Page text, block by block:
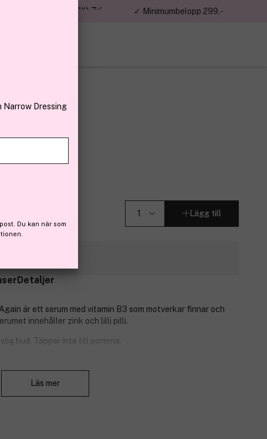
kunder – Trustpilot 4,7
✓ Minimumbelopp 299,-
30 ml
Lägg till
Detaljer
är ett serum med vitamin B3 som motverkar finnar och
innehåller zink och lilli pilli.
hud. Täpper inte till porerna.
Läs mer
Narrow Dressing
Du kan när som